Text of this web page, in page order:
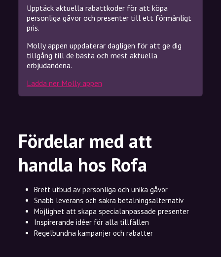
Upptäck aktuella rabattkoder för att köpa
personliga gåvor och presenter till ett förmånligt
pris.
Molly appen uppdaterar dagligen för att ge dig
tillgång till de bästa och mest aktuella
erbjudandena.
Ladda ner Molly appen
Fördelar med att
handla hos Rofa
Brett utbud av personliga och unika gåvor
Snabb leverans och säkra betalningsalternativ
Möjlighet att skapa specialanpassade presenter
Inspirerande idéer för alla tillfällen
Regelbundna kampanjer och rabatter